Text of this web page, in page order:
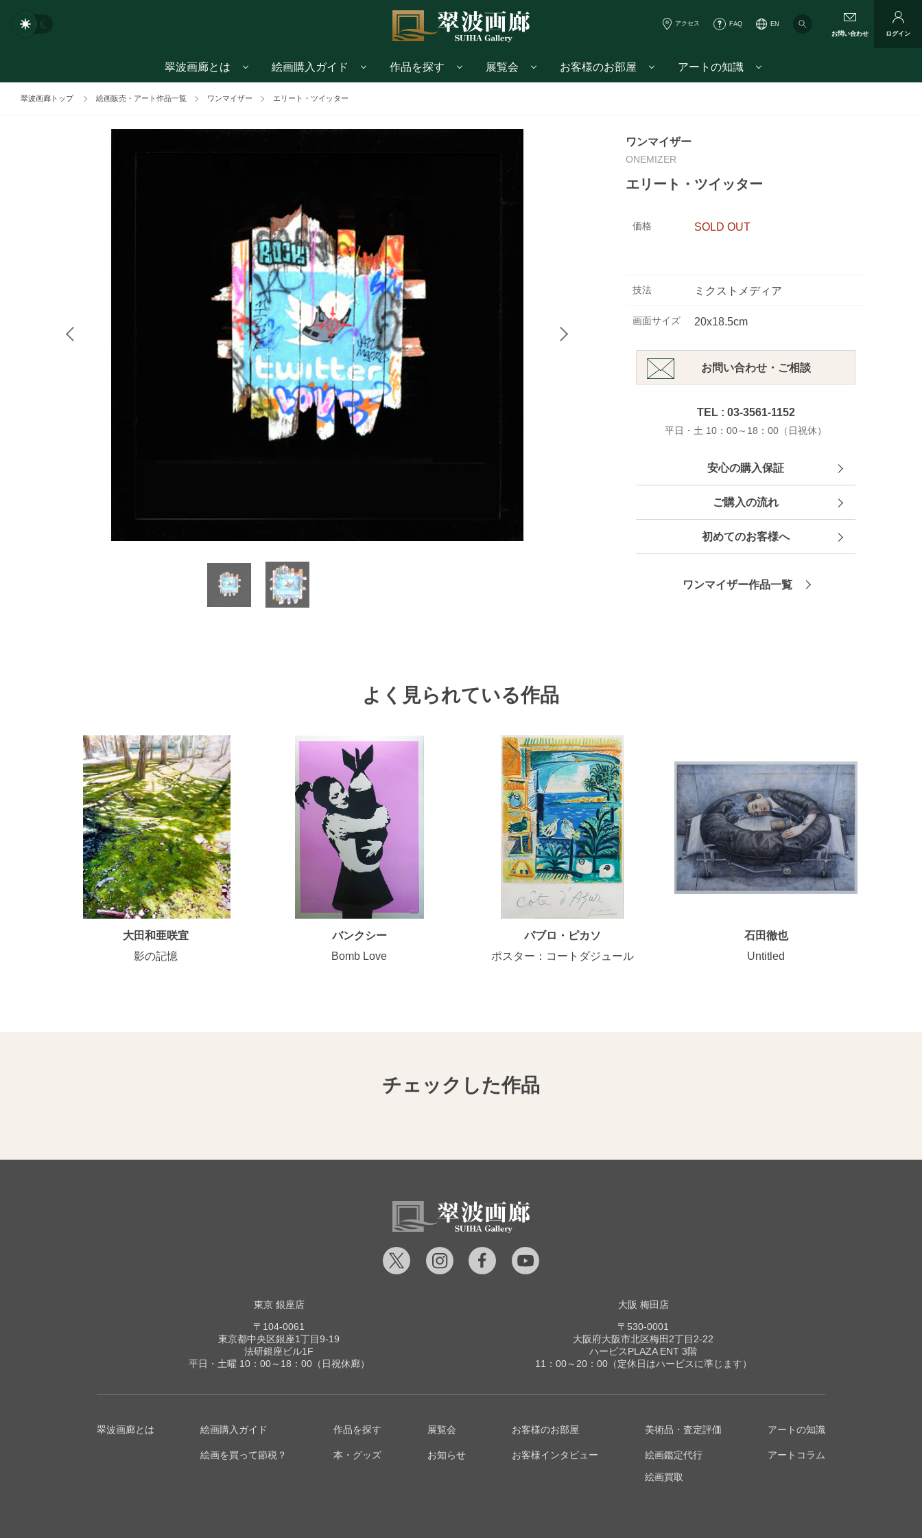
アクセス FAQ
EN
お問い合わせ
ログイン
翠波画廊とは 絵画購入ガイド 作品を探す 展覧会 お客様のお部屋 アートの知識
翠波画廊トップ 絵画販売・アート作品一覧 ワンマイザー エリート・ツイッター
ワンマイザー
ONEMIZER
エリート・ツイッター
価格 SOLD OUT
技法 ミクストメディア
画面サイズ 20x18.5cm
お問い合わせ・ご相談
TEL : 03-3561-1152
平日・土 10：00～18：00（日祝休）
安心の購入保証
ご購入の流れ
初めてのお客様へ
ワンマイザー作品一覧
よく見られている作品
大田和亜咲宜
影の記憶
バンクシー
Bomb Love
パブロ・ピカソ
ポスター：コートダジュール
石田徹也
Untitled
チェックした作品
東京 銀座店
〒104-0061
東京都中央区銀座1丁目9-19
法研銀座ビル1F
平日・土曜 10：00～18：00（日祝休廊）
大阪 梅田店
〒530-0001
大阪府大阪市北区梅田2丁目2-22
ハービスPLAZA ENT 3階
11：00～20：00（定休日はハービスに準じます）
翠波画廊とは 絵画購入ガイド
絵画を買って節税？
作品を探す
本・グッズ
展覧会
お知らせ
お客様のお部屋
お客様インタビュー
美術品・査定評価
絵画鑑定代行
絵画買取
アートの知識
アートコラム